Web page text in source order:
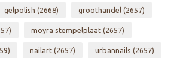
gelpolish (2668) groothandel (2657)
moyra stempelplaat (2657)
nailart (2657) urbannails (2657)